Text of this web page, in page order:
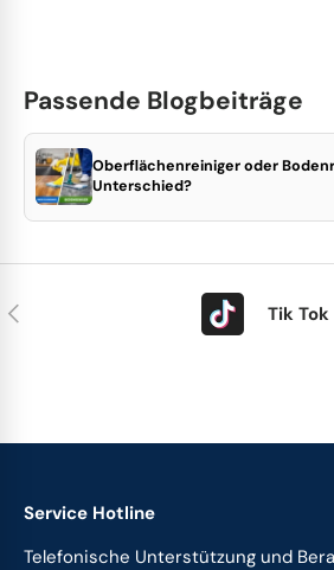
Passende Blogbeiträge
Oberflächenreiniger oder
Unterschied?
Vorherige Tik Tok
Service Hotline
Telefonische Unterstützung und